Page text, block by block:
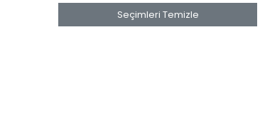
Seçimleri Temizle